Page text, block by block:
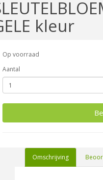
kleur
Op voorraad
Aantal
Omschrijving